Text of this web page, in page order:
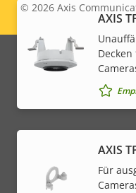
AXIS
AXIS
Für
Legal
menu
© 2026 Axis